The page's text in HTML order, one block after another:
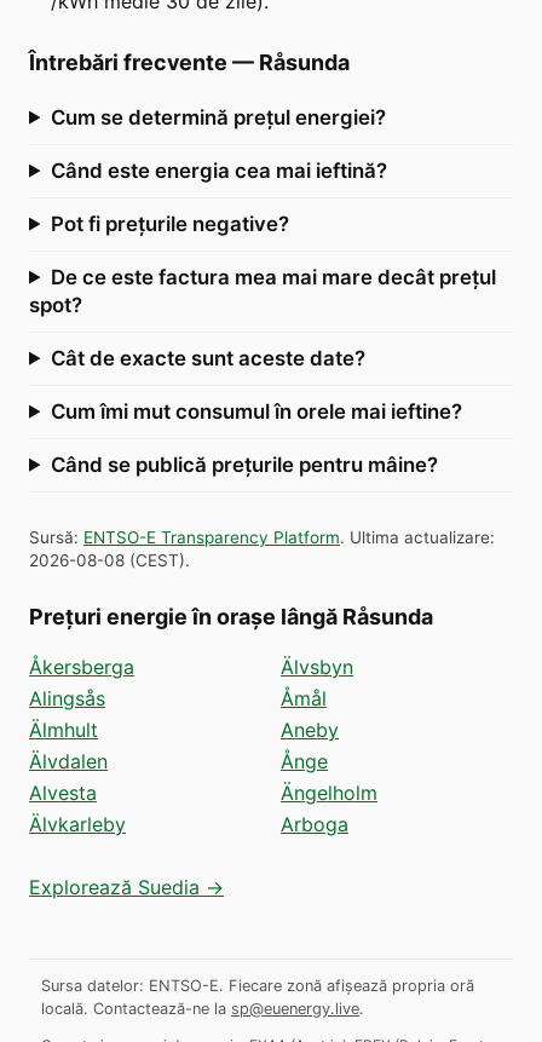
Întrebări frecvente — Råsunda
Cum se determină prețul energiei?
Când este energia cea mai ieftină?
Pot fi prețurile negative?
De ce este factura mea mai mare decât prețul
spot?
Cât de exacte sunt aceste date?
Cum îmi mut consumul în orele mai ieftine?
Când se publică prețurile pentru mâine?
Sursă: ENTSO-E Transparency Platform. Ultima actualizare:
2026-08-08 (CEST).
Prețuri energie în orașe lângă Råsunda
Åkersberga
Alingsås
Älmhult
Älvdalen
Alvesta
Älvkarleby
Älvsbyn
Åmål
Aneby
Ånge
Ängelholm
Arboga
Explorează Suedia →
Sursa datelor: ENTSO-E. Fiecare zonă afișează propria oră
locală. Contactează-ne la sp@euenergy.live.